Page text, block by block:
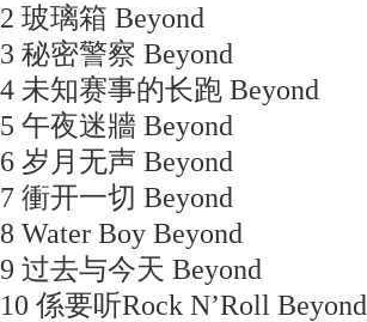
2 玻璃箱 Beyond
3 秘密警察 Beyond
4 未知赛事的长跑 Beyond
5 午夜迷牆 Beyond
6 岁月无声 Beyond
7 衝开一切 Beyond
8 Water Boy Beyond
9 过去与今天 Beyond
10 係要听Rock N’Roll Beyond